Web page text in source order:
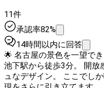
11件
承認率82%
14時間以内に回答
🌟 名古屋の景色を一望で
池下駅から徒歩3分。 開放
ュなデザイン。 ここでし